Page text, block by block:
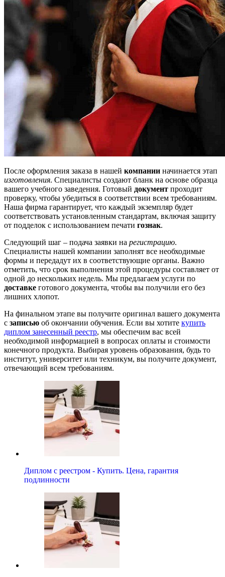
После оформления заказа в нашей компании начинается этап
изготовления. Специалисты создают бланк на основе образца
вашего учебного заведения. Готовый документ проходит
проверку, чтобы убедиться в соответствии всем требованиям.
Наша фирма гарантирует, что каждый экземпляр будет
соответствовать установленным стандартам, включая защиту
от подделок с использованием печати гознак.
Следующий шаг – подача заявки на регистрацию.
Специалисты нашей компании заполнят все необходимые
формы и передадут их в соответствующие органы. Важно
отметить, что срок выполнения этой процедуры составляет от
одной до нескольких недель. Мы предлагаем услуги по
доставке готового документа, чтобы вы получили его без
лишних хлопот.
На финальном этапе вы получите оригинал вашего документа
с записью об окончании обучения. Если вы хотите купить
диплом занесенный реестр, мы обеспечим вас всей
необходимой информацией в вопросах оплаты и стоимости
конечного продукта. Выбирая уровень образования, будь то
институт, университет или техникум, вы получите документ,
отвечающий всем требованиям.
Диплом с реестром - Купить. Цена, гарантия
подлинности